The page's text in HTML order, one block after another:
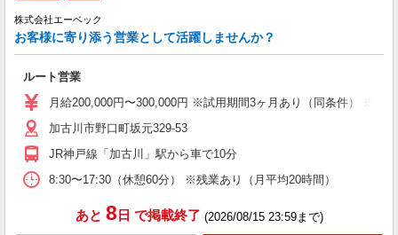
株式会社エーベック
お客様に寄り添う営業として活躍しませんか？
ルート営業
月給200,000円〜300,000円 ※試用期間3ヶ月あり（同条件） ※経
加古川市野口町坂元329-53
JR神戸線「加古川」駅から車で10分
8:30〜17:30（休憩60分） ※残業あり（月平均20時間）
あと 8 日 で掲載終了 (2026/08/15 23:59まで)